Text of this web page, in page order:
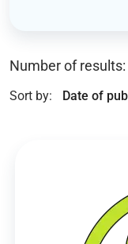
Number of results:
Sort by: